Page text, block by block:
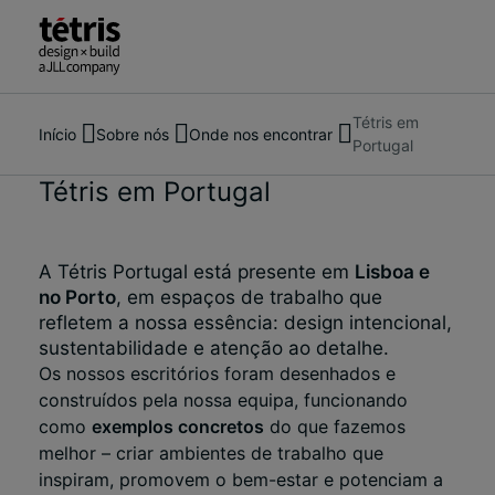
Sobre nós
O nosso trabalho
Início Sobre nós Onde nos encontrar
Tétris em
Portugal
Pesquise
locais,
informações
Tétris em Portugal
A Tétris Portugal está presente em Lisboa e
no Porto, em espaços de trabalho que
refletem a nossa essência: design intencional,
sustentabilidade e atenção ao detalhe.
Os nossos escritórios foram desenhados e
construídos pela nossa equipa, funcionando
comoexemplos concretos do que fazemos
melhor – criar ambientes de trabalho que
inspiram, promovem o bem-estar e potenciam a